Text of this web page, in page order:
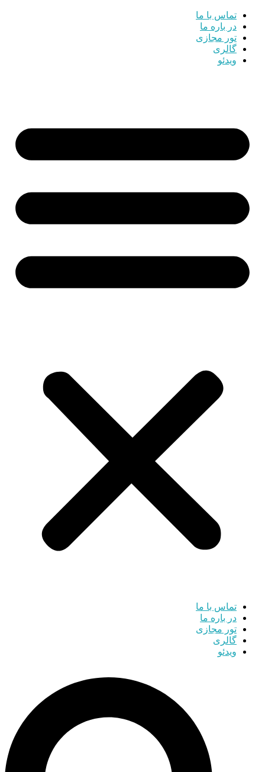
تماس با ما
در باره ما
تور مجازی
گالری
ویدئو
تماس با ما
در باره ما
تور مجازی
گالری
ویدئو